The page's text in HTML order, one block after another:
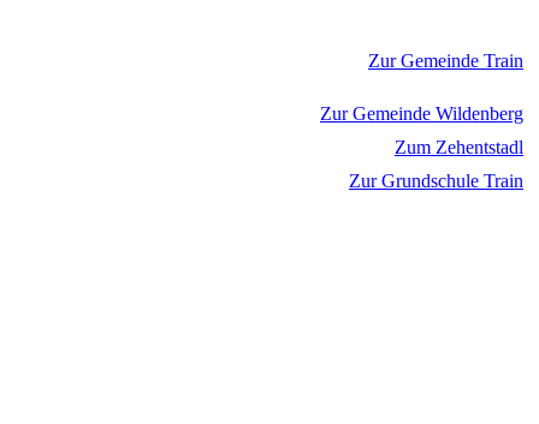
Zur Gemeinde Train
Zur Gemeinde Wildenberg
Zum Zehentstadl
Zur Grundschule Train